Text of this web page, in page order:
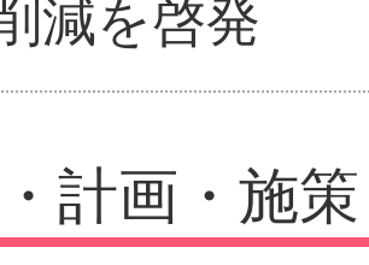
減を啓発
計画・施策